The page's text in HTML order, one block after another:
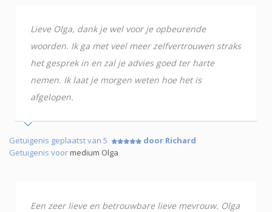
Lieve Olga, dank je wel voor je opbeurende
woorden. Ik ga met veel meer zelfvertrouwen straks
het gesprek in en zal je advies goed ter harte
nemen. Ik laat je morgen weten hoe het is
afgelopen.
Getuigenis geplaatst van 5
door Richard
Getuigenis voormedium Olga
Een zeer lieve en betrouwbare lieve mevrouw. Olga